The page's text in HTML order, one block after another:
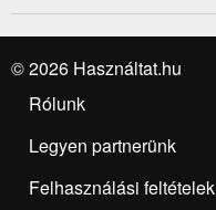
© 2026 Használtat.hu
Rólunk
Legyen partnerünk
Felhasználási feltételek